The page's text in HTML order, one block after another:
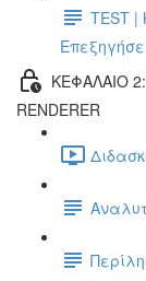
TEST |
ΚΕΦΑΛΑΙΟ
RENDERER